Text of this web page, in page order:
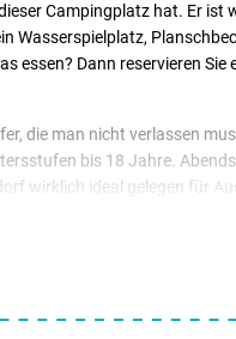
Campingplatz hat. Er
Wasserspielplatz,
essen? Dann reservieren
die man nicht verlassen
bis 18 Jahre.
wirklich ideal gelegen für